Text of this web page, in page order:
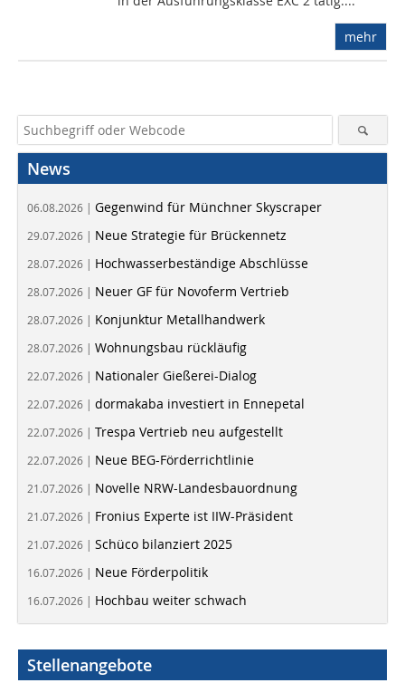
mehr
News
06.08.2026 | Gegenwind für Münchner Skyscraper
29.07.2026 | Neue Strategie für Brückennetz
28.07.2026 | Hochwasserbeständige Abschlüsse
28.07.2026 | Neuer GF für Novoferm Vertrieb
28.07.2026 | Konjunktur Metallhandwerk
28.07.2026 | Wohnungsbau rückläufig
22.07.2026 | Nationaler Gießerei-Dialog
22.07.2026 | dormakaba investiert in Ennepetal
22.07.2026 | Trespa Vertrieb neu aufgestellt
22.07.2026 | Neue BEG-Förderrichtlinie
21.07.2026 | Novelle NRW-Landesbauordnung
21.07.2026 | Fronius Experte ist IIW-Präsident
21.07.2026 | Schüco bilanziert 2025
16.07.2026 | Neue Förderpolitik
16.07.2026 | Hochbau weiter schwach
Stellenangebote